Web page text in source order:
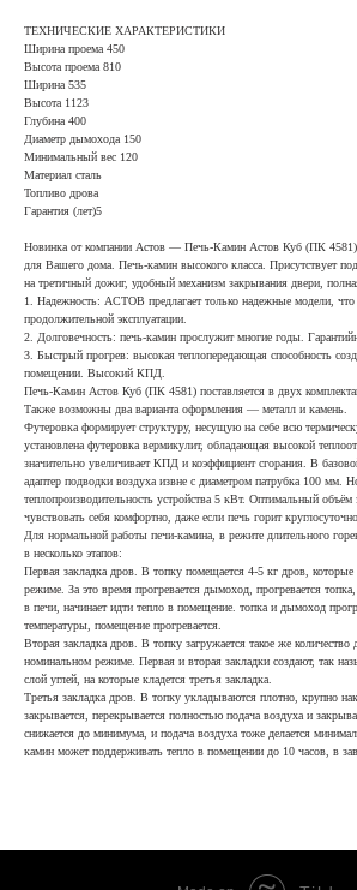
ТЕХНИЧЕСКИЕ ХАРАКТЕРИСТИКИ
Ширина проема 450
Высота проема 810
Ширина 535
Высота 1123
Глубина 400
Диаметр дымохода 150
Минимальный вес 120
Материал сталь
Топливо дрова
Гарантия (лет)5
Новинка от компании Астов — Печь-Камин Астов Куб (ПК
для Вашего дома. Печь-камин высокого класса. Присутствует
на третичный дожиг, удобный механизм закрывания двери,
1. Надежность: АСТОВ предлагает только надежные модели, что
продолжительной эксплуатации.
2. Долговечность: печь-камин прослужит многие годы.
3. Быстрый прогрев: высокая теплопередающая способность
помещении. Высокий КПД.
Печь-Камин Астов Куб (ПК 4581) поставляется в двух
Также возможны два варианта оформления — металл и камень.
Футеровка формирует структуру, несущую на себе всю
установлена футеровка вермикулит, обладающая высокой
значительно увеличивает КПД и коэффициент сгорания. В
адаптер подводки воздуха извне с диаметром патрубка 100 мм.
теплопроизводительность устройства 5 кВт. Оптимальный
чувствовать себя комфортно, даже если печь горит круглосуточно.
Для нормальной работы печи-камина, в режите длительного
в несколько этапов:
Первая закладка дров. В топку помещается 4-5 кг дров,
режиме. За это время прогревается дымоход, прогревается
в печи, начинает идти тепло в помещение. топка и дымоход
температуры, помещение прогревается.
Вторая закладка дров. В топку загружается такое же
номинальном режиме. Первая и вторая закладки создают, так
слой углей, на которые кладется третья закладка.
Третья закладка дров. В топку укладываются плотно, крупно
закрывается, перекрывается полностью подача воздуха и
снижается до минимума, и подача воздуха тоже делается
камин может поддерживать тепло в помещении до 10 часов, в